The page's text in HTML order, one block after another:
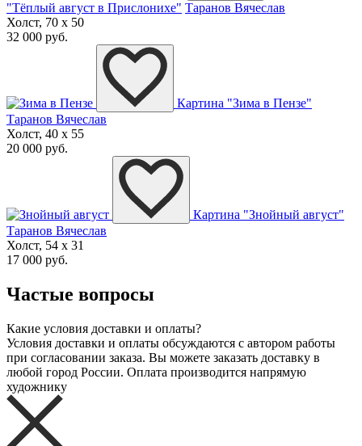
"Тёплый август в Прислонихе" Таранов Вячеслав
Холст, 70 x 50
32 000 руб.
Картина "Зима в Пензе"
Таранов Вячеслав
Холст, 40 x 55
20 000 руб.
Картина "Знойный август"
Таранов Вячеслав
Холст, 54 x 31
17 000 руб.
Частые вопросы
Какие условия доставки и оплаты?
Условия доставки и оплаты обсуждаются с автором работы
при согласовании заказа. Вы можете заказать доставку в
любой город России. Оплата производится напрямую
художнику